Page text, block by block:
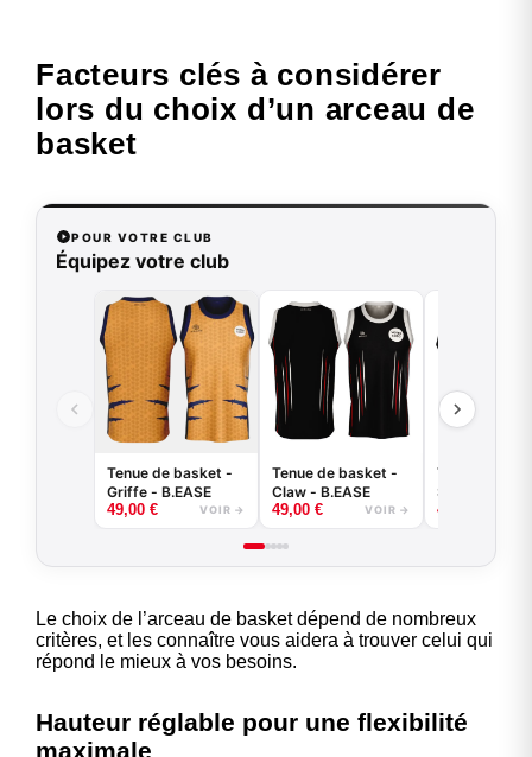
Facteurs clés à considérer
lors du choix d’un arceau de
basket
POUR VOTRE CLUB
Équipez votre club
Tenue de basket -
Griffe - B.EASE
49,00 € VOIR →
Tenue de basket -
Claw - B.EASE
49,00 € VOIR →
Tenue de
Splash -
49,00
Le choix de l’arceau de basket dépend de nombreux
critères, et les connaître vous aidera à trouver celui qui
répond le mieux à vos besoins.
Hauteur réglable pour une flexibilité
maximale